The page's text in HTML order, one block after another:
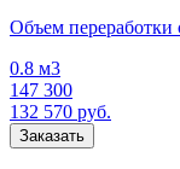
Объем переработки
0.8 м3
147 300
132 570 руб.